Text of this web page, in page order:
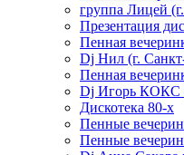
группа Лицей
Презентация
Пенная
Dj Нил (г.
Пенная
Dj Игорь КОКС
Дискотека 80-х
Пенные
Пенные